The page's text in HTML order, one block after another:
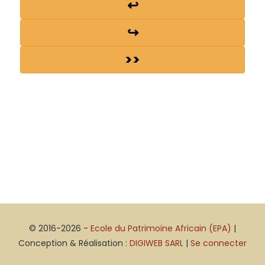
↩
↪
>>
© 2016-2026 - Ecole du Patrimoine Africain (EPA) |
Conception & Réalisation : DIGIWEB SARL | Se connecter